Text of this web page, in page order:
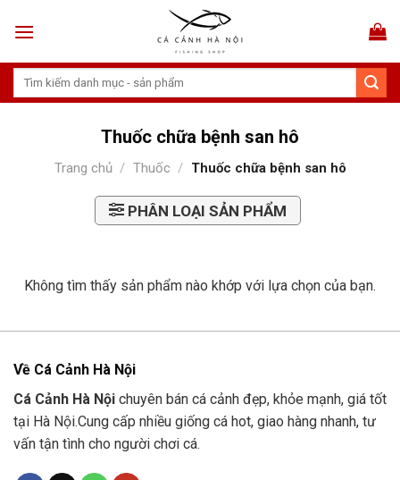
Tìm
Thuốc chữa bệnh san hô
Trang chủ / Thuốc / Thuốc chữa bệnh san hô
PHÂN LOẠI SẢN PHẨM
Không tìm thấy sản phẩm nào khớp với lựa chọn của bạn.
Về Cá Cảnh Hà Nội
Cá Cảnh Hà Nội chuyên bán cá cảnh đẹp, khỏe mạnh, giá tốt
tại Hà Nội.Cung cấp nhiều giống cá hot, giao hàng nhanh, tư
vấn tận tình cho người chơi cá.